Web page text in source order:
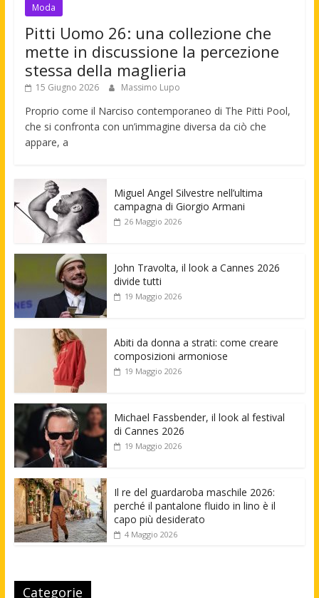
Moda
Pitti Uomo 26: una collezione che
mette in discussione la percezione
stessa della maglieria
15 Giugno 2026 Massimo Lupo
Proprio come il Narciso contemporaneo di The Pitti Pool,
che si confronta con un’immagine diversa da ciò che
appare, a
Miguel Angel Silvestre nell’ultima
campagna di Giorgio Armani
26 Maggio 2026
John Travolta, il look a Cannes 2026
divide tutti
19 Maggio 2026
Abiti da donna a strati: come creare
composizioni armoniose
19 Maggio 2026
Michael Fassbender, il look al festival
di Cannes 2026
19 Maggio 2026
Il re del guardaroba maschile 2026:
perché il pantalone fluido in lino è il
capo più desiderato
4 Maggio 2026
Categorie